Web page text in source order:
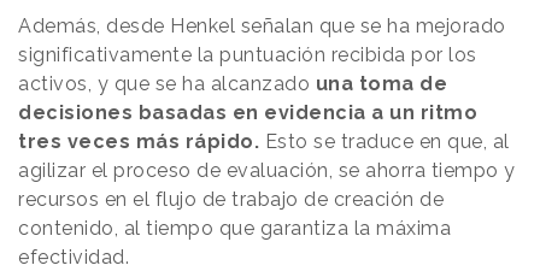
Además, desde Henkel señalan que se ha mejorado
significativamente la puntuación recibida por los
activos, y que se ha alcanzado una toma de
decisiones basadas en evidencia a un ritmo
tres veces más rápido. Esto se traduce en que, al
agilizar el proceso de evaluación, se ahorra tiempo y
recursos en el flujo de trabajo de creación de
contenido, al tiempo que garantiza la máxima
efectividad.